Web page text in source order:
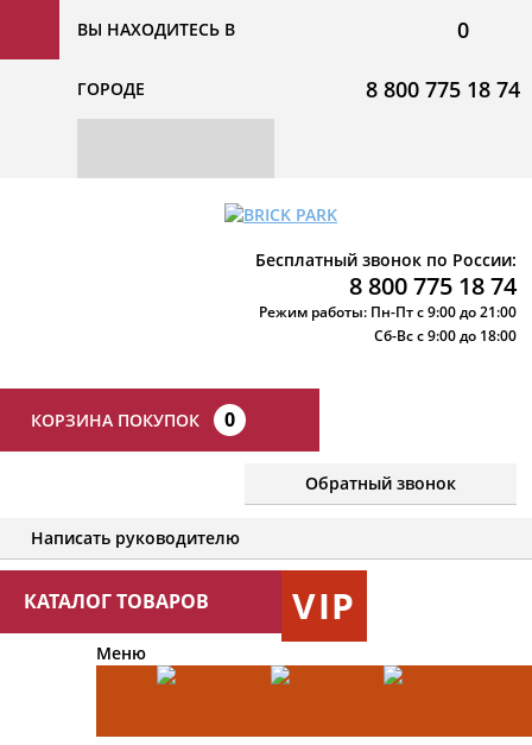
ВЫ НАХОДИТЕСЬ В
ГОРОДЕ
0
8 800 775 18 74
Бесплатный звонок по России:
8 800 775 18 74
Режим работы: Пн-Пт с 9:00 до 21:00
Сб-Вс с 9:00 до 18:00
КОРЗИНА ПОКУПОК 0
Обратный звонок
Написать руководителю
КАТАЛОГ ТОВАРОВ VIP
Меню